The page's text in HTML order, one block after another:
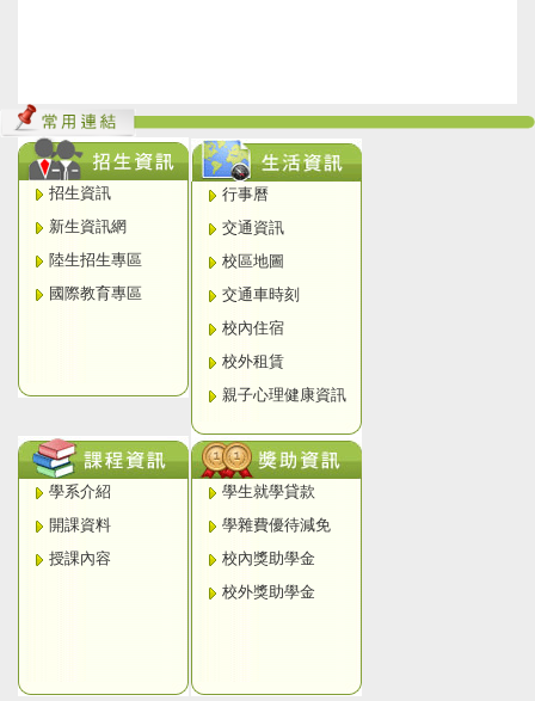
招生資訊
新生資訊網
陸生招生專區
國際教育專區
行事曆
交通資訊
校區地圖
交通車時刻
校內住宿
校外租賃
親子心理健康資訊
學系介紹
開課資料
授課內容
學生就學貸款
學雜費優待減免
校內獎助學金
校外獎助學金